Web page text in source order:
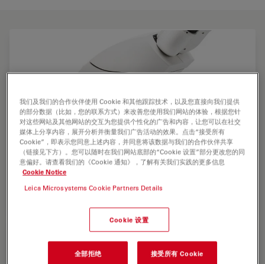
我们及我们的合作伙伴使用 Cookie 和其他跟踪技术，以及您直接向我们提供
的部分数据（比如，您的联系方式）来改善您使用我们网站的体验，根据您针
对这些网站及其他网站的交互为您提供个性化的广告和内容，让您可以在社交
媒体上分享内容，展开分析并衡量我们广告活动的效果。点击“接受所有
Cookie”，即表示您同意上述内容，并同意将该数据与我们的合作伙伴共享
（链接见下方）。您可以随时在我们网站底部的“Cookie 设置”部分更改您的同
意偏好。请查看我们的《Cookie 通知》，了解有关我们实践的更多信息
Cookie Notice
Leica Microsystems Cookie Partners Details
Cookie 设置
全部拒绝 接受所有 Cookie